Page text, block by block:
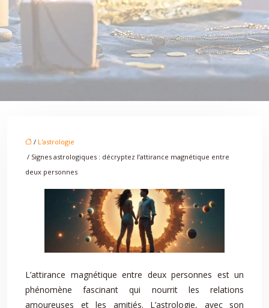
/ L'astrologie
/ Signes astrologiques : décryptez l’attirance magnétique entre
deux personnes
L’attirance magnétique entre deux personnes est un
phénomène fascinant qui nourrit les relations
amoureuses et les amitiés. L’astrologie, avec son